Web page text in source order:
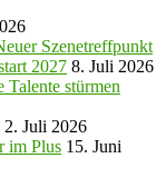
Szenetreffpunkt
2027 8. Juli 2026
stürmen
2. Juli 2026
im Plus 15. Juni